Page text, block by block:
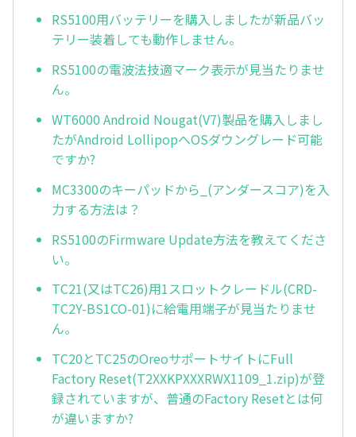
RS5100用バッテリーを購入しましたが新品バッ
テリー装着しても動作しません。
RS5100の電波法技適マーク表示が見当たりませ
ん。
WT6000 Android Nougat(V7)製品を購入しまし
たがAndroid LollipopへOSダウングレード可能
ですか?
MC3300のキーパッドから_(アンダースコア)を入
力する方法は？
RS5100のFirmware Update方法を教えてくださ
い。
TC21(又はTC26)用1スロットクレードル(CRD-
TC2Y-BS1CO-01)に給電用端子が見当たりませ
ん。
TC20とTC25のOreoサポートサイトにFull
Factory Reset(T2XXKPXXXRWX1109_1.zip)が登
録されていますが、普通のFactory Resetとは何
が違いますか?